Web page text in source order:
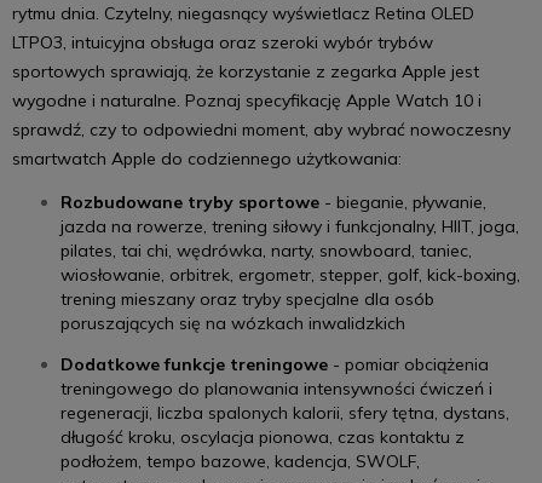
rytmu dnia. Czytelny, niegasnący wyświetlacz Retina OLED
LTPO3, intuicyjna obsługa oraz szeroki wybór trybów
sportowych sprawiają, że korzystanie z zegarka Apple jest
wygodne i naturalne. Poznaj specyfikację Apple Watch 10 i
sprawdź, czy to odpowiedni moment, aby wybrać nowoczesny
smartwatch Apple do codziennego użytkowania:
Rozbudowane tryby sportowe - bieganie, pływanie,
jazda na rowerze, trening siłowy i funkcjonalny, HIIT, joga,
pilates, tai chi, wędrówka, narty, snowboard, taniec,
wiosłowanie, orbitrek, ergometr, stepper, golf, kick-boxing,
trening mieszany oraz tryby specjalne dla osób
poruszających się na wózkach inwalidzkich
Dodatkowe funkcje treningowe- pomiar obciążenia
treningowego do planowania intensywności ćwiczeń i
regeneracji, liczba spalonych kalorii, sfery tętna, dystans,
długość kroku, oscylacja pionowa, czas kontaktu z
podłożem, tempo bazowe, kadencja, SWOLF,